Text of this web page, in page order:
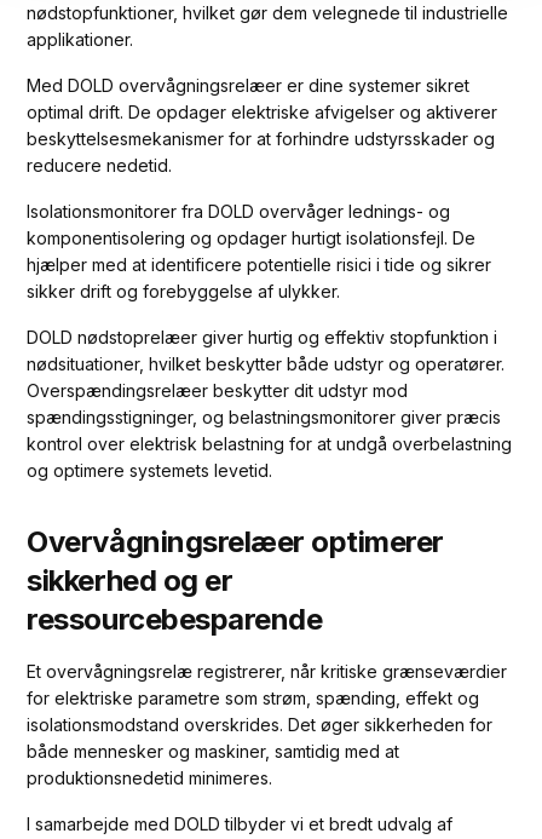
nødstopfunktioner, hvilket gør dem velegnede til industrielle
applikationer.
Med DOLD overvågningsrelæer er dine systemer sikret
optimal drift. De opdager elektriske afvigelser og aktiverer
beskyttelsesmekanismer for at forhindre udstyrsskader og
reducere nedetid.
Isolationsmonitorer fra DOLD overvåger lednings- og
komponentisolering og opdager hurtigt isolationsfejl. De
hjælper med at identificere potentielle risici i tide og sikrer
sikker drift og forebyggelse af ulykker.
DOLD nødstoprelæer giver hurtig og effektiv stopfunktion i
nødsituationer, hvilket beskytter både udstyr og operatører.
Overspændingsrelæer beskytter dit udstyr mod
spændingsstigninger, og belastningsmonitorer giver præcis
kontrol over elektrisk belastning for at undgå overbelastning
og optimere systemets levetid.
Overvågningsrelæer optimerer
sikkerhed og er
ressourcebesparende
Et overvågningsrelæ registrerer, når kritiske grænseværdier
for elektriske parametre som strøm, spænding, effekt og
isolationsmodstand overskrides. Det øger sikkerheden for
både mennesker og maskiner, samtidig med at
produktionsnedetid minimeres.
I samarbejde med DOLD tilbyder vi et bredt udvalg af